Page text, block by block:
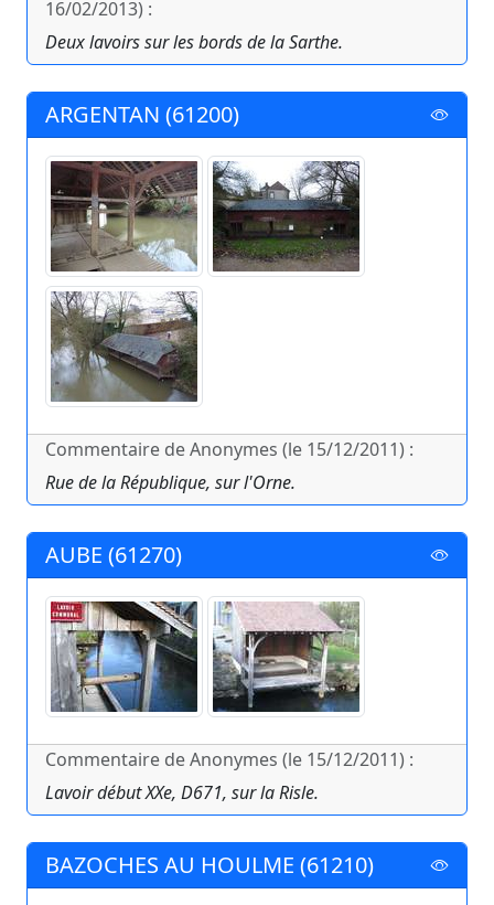
16/02/2013) :
Deux lavoirs sur les bords de la Sarthe.
ARGENTAN (61200)
Commentaire de Anonymes (le 15/12/2011) :
Rue de la République, sur l'Orne.
AUBE (61270)
Commentaire de Anonymes (le 15/12/2011) :
Lavoir début XXe, D671, sur la Risle.
BAZOCHES AU HOULME (61210)